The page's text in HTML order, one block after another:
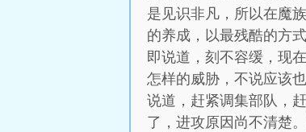
是见识非凡，所以在魔
的养成，以最残酷的方
即说道，刻不容缓，现
怎样的威胁，不说应该
说道，赶紧调集部队，
了，进攻原因尚不清楚